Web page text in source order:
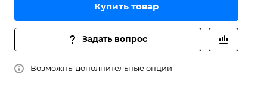
Купить товар
Задать вопрос
Возможны дополнительные опции